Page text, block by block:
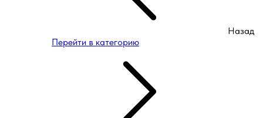
Назад
Перейти в категорию